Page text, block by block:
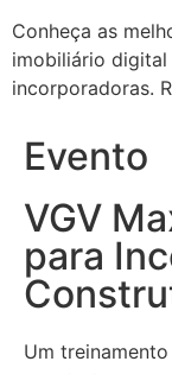
Conheça as
imobiliário
incorporadoras.
Evento
VGV
para
Um